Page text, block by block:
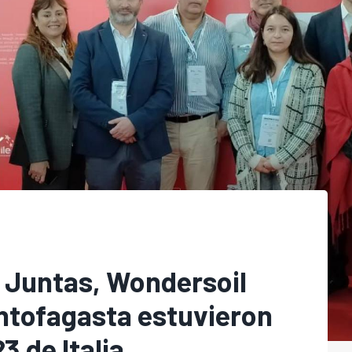
Juntas, Wondersoil
estuvieron